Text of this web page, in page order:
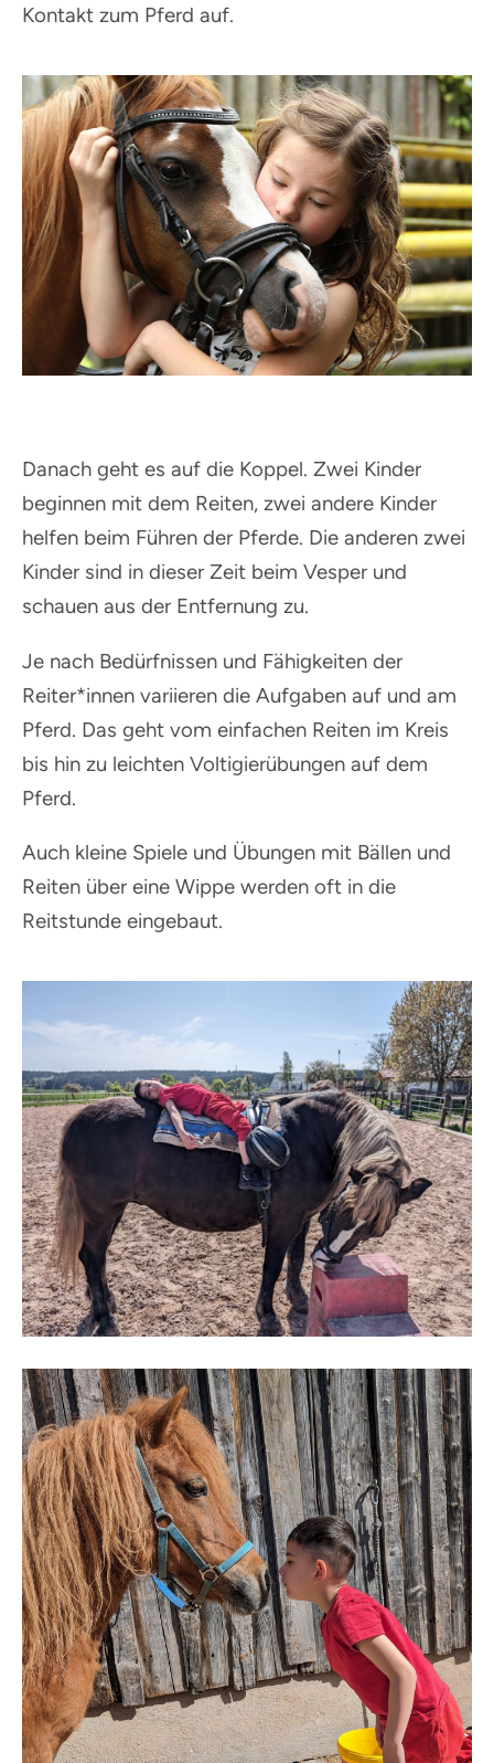
Kontakt zum Pferd auf.
Danach geht es auf die Koppel. Zwei Kinder
beginnen mit dem Reiten, zwei andere Kinder
helfen beim Führen der Pferde. Die anderen zwei
Kinder sind in dieser Zeit beim Vesper und
schauen aus der Entfernung zu.
Je nach Bedürfnissen und Fähigkeiten der
Reiter*innen variieren die Aufgaben auf und am
Pferd. Das geht vom einfachen Reiten im Kreis
bis hin zu leichten Voltigierübungen auf dem
Pferd.
Auch kleine Spiele und Übungen mit Bällen und
Reiten über eine Wippe werden oft in die
Reitstunde eingebaut.